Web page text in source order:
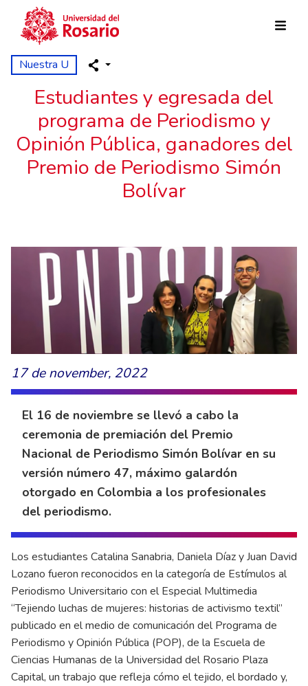
Skip to main content
Nuestra U
Estudiantes y egresada del
programa de Periodismo y
Opinión Pública, ganadores del
Premio de Periodismo Simón
Bolívar
17 de november, 2022
El 16 de noviembre se llevó a cabo la
ceremonia de premiación del Premio
Nacional de Periodismo Simón Bolívar en su
versión número 47, máximo galardón
otorgado en Colombia a los profesionales
del periodismo.
Los estudiantes Catalina Sanabria, Daniela Díaz y Juan David
Lozano fueron reconocidos en la categoría de Estímulos al
Periodismo Universitario con el Especial Multimedia
“Tejiendo luchas de mujeres: historias de activismo textil”
publicado en el medio de comunicación del Programa de
Periodismo y Opinión Pública (POP), de la Escuela de
Ciencias Humanas de la Universidad del Rosario Plaza
Capital, un trabajo que refleja cómo el tejido, el bordado y,